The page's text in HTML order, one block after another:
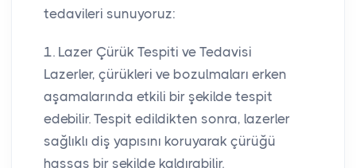
tedavileri sunuyoruz:
1. Lazer Çürük Tespiti ve Tedavisi
Lazerler, çürükleri ve bozulmaları erken
aşamalarında etkili bir şekilde tespit
edebilir. Tespit edildikten sonra, lazerler
sağlıklı diş yapısını koruyarak çürüğü
hassas bir şekilde kaldırabilir.